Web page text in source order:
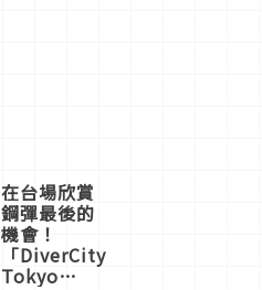
在台場欣賞
鋼彈最後的
機會！
「DiverCity
Tokyo